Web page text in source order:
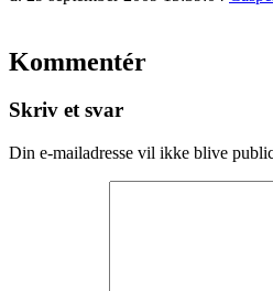
Kommentér
Skriv et svar
Din e-mailadresse vil ikke blive